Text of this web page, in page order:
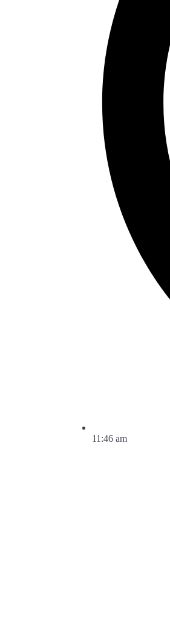
11:46 am